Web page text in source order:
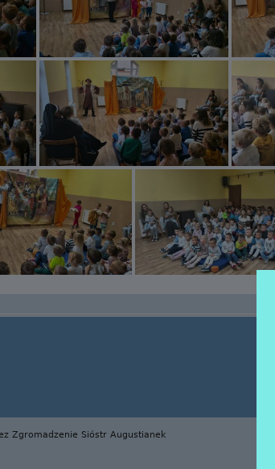
Zgromadzenie Sióstr Augustianek